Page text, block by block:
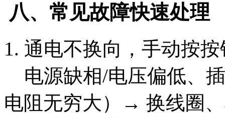
八、常见故障快速处理
1. 通电不换向，手动按
电源缺相/电压偏低、
电阻无穷大）→ 换线圈